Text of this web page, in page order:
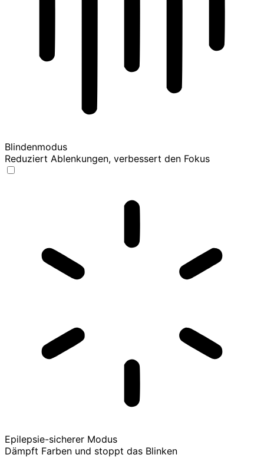
Blindenmodus
Reduziert Ablenkungen, verbessert den Fokus
Epilepsie-sicherer Modus
Dämpft Farben und stoppt das Blinken